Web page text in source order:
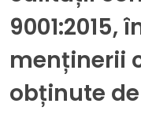
9001:2015,
menținerii
obținute de